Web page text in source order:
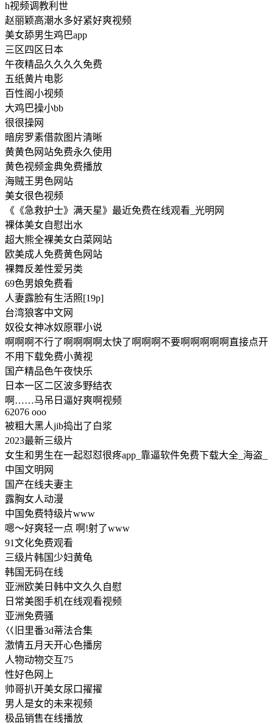
h视频调教利世
赵丽颖高潮水多好紧好爽视频
美女舔男生鸡巴app
三区四区日本
午夜精品久久久久免费
五纸黄片电影
百性阁小视频
大鸡巴操小bb
很很操网
暗房罗素借款图片清晰
黄黄色网站免费永久使用
黄色视频金典免费播放
海贼王男色网站
美女很色视频
《《急救护士》满天星》最近免费在线观看_光明网
裸体美女自慰出水
超大熊全裸美女白菜网站
欧美成人免费黄色网站
裸舞反差性爱另类
69色男娘免费看
人妻露脸有生活照[19p]
台湾狼客中文网
奴役女神冰奴原罪小说
啊啊啊不行了啊啊啊啊太快了啊啊啊不要啊啊啊啊啊直接点开
不用下载免费小黄视
国产精品色午夜快乐
日本一区二区波多野结衣
啊……马吊日逼好爽啊视频
62076 ooo
被粗大黑人jib捣出了白浆
2023最新三级片
女生和男生在一起怼怼很疼app_靠逼软件免费下载大全_海盗_
中国文明网
国产在线夫妻主
露胸女人动漫
中国免费特级片www
嗯～好爽轻一点 啊!射了www
91文化免费观看
三级片韩国少妇黄龟
韩国无码在线
亚洲欧美日韩中文久久自慰
日常美图手机在线观看视频
亚洲免费骚
巜旧里番3d蒂法合集
激情五月天开心色播房
人物动物交互75
性好色网上
帅哥扒开美女尿口擢擢
男人是女的未来视频
极品销售在线播放